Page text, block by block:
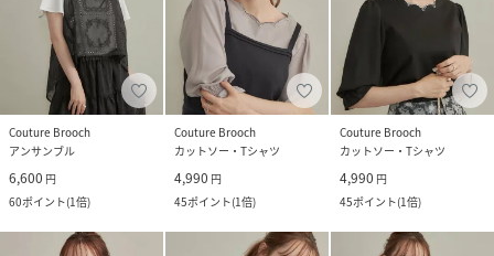
Couture Brooch
アンサンブル
6,600 円
60ポイント(1倍)
Couture Brooch
カットソー・Tシャツ
4,990 円
45ポイント(1倍)
Couture Brooch
カットソー・Tシャツ
4,990 円
45ポイント(1倍)